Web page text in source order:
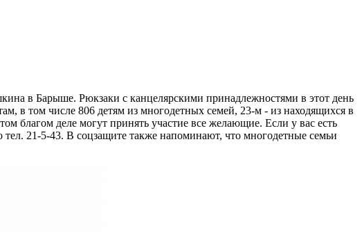
в Барыше. Рюкзаки с канцелярскими принадлежностями в этот день
в том числе 806 детям из многодетных семей, 23-м - из находящихся в
благом деле могут принять участие все желающие. Если у вас есть
21-5-43. В соцзащите также напоминают, что многодетные семьи